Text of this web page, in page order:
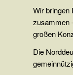
Wir bringen
zusammen
großen
Die